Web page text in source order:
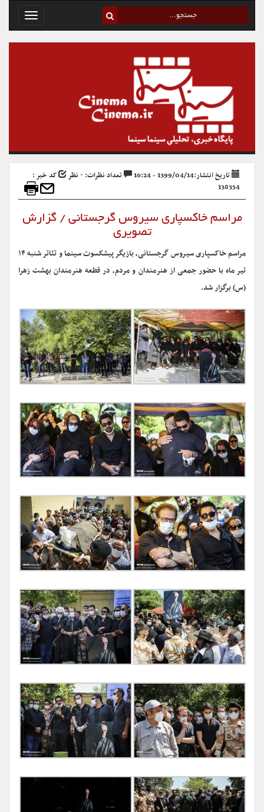
Toggle
تاریخ انتشار:1399/04/14 - 16:24 تعداد نظرات: ۰ نظر
کد خبر :
138354
مراسم خاکسپاری سیروس گرجستانی / گزارش
تصویری
مراسم خاکسپاری سیروس گرجستانی، بازیگر پیشکسوت سینما و تئاتر شنبه ۱۴
تیر ماه با حضور جمعی از هنرمندان و مردم، در قطعه هنرمندان بهشت زهرا
(س) برگزار شد.